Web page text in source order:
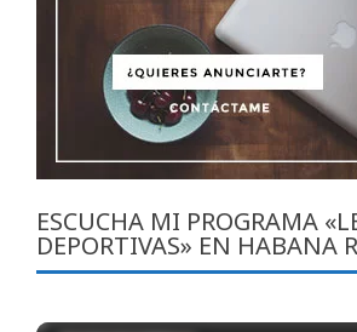
ESCUCHA MI PROGRAMA
DEPORTIVAS» EN HABANA